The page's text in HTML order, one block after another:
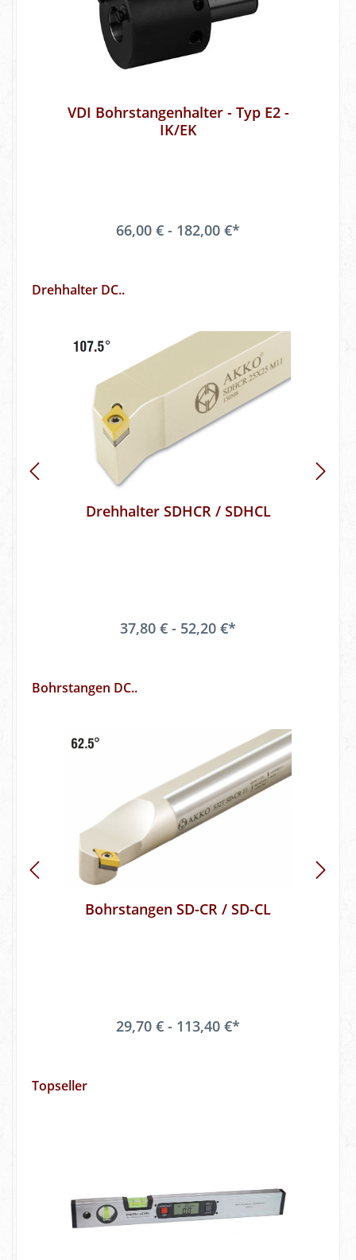
VDI Bohrstangenhalter - Typ E2 -
IK/EK
66,00 € - 182,00 €*
Drehhalter DC..
Drehhalter SDHCR / SDHCL
37,80 € - 52,20 €*
Bohrstangen DC..
Bohrstangen SD-CR / SD-CL
29,70 € - 113,40 €*
Topseller